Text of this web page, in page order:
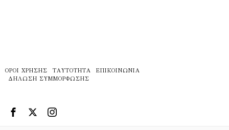
ΌΡΟΙ ΧΡΉΣΗΣ ΤΑΥΤΌΤΗΤΑ
ΕΠΙΚΟΙΝΩΝΊΑ
ΔΉΛΩΣΗ ΣΥΜΜΌΡΦΩΣΗΣ